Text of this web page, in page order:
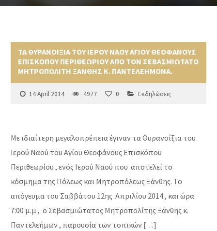
ΤΑ ΘΥΡΑΝΟΙΞΙΑ ΤΟΥ ΙΕΡΟΥ ΝΑΟΥ ΑΓΙΟΥ ΘΕΟΦΑΝΟΥΣ
ΕΠΙΣΚΟΠΟΥ ΠΕΡΙΘΕΩΡΙΟΥ ΑΠΟ ΤΟΝ ΣΕΒΑΣΜΙΩΤΑΤΟ
ΜΗΤΡΟΠΟΛΙΤΗ ΞΑΝΘΗΣ Κ. ΠΑΝΤΕΛΕΗΜΟΝΑ.
14 April 2014 4977 0 Εκδηλώσεις
Με ιδιαίτερη μεγαλοπρέπεια έγιναν τα Θυρανοίξια του
Ιερού Ναού του Αγίου Θεοφάνους Επισκόπου
Περιθεωρίου , ενός Ιερού Ναού που αποτελεί το
κόσμημα της Πόλεως και Μητροπόλεως Ξάνθης. Το
απόγευμα του Σαββάτου 12ης Απριλίου 2014 , και ώρα
7:00 μ.μ , ο Σεβασμιώτατος Μητροπολίτης Ξάνθης κ.
Παντελεήμων , παρουσία των τοπικών […]